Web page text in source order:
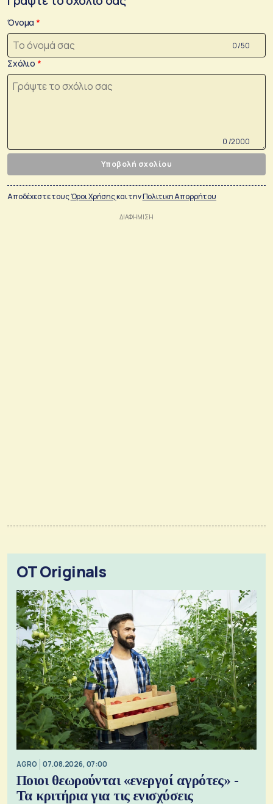
Όνομα
0 /50
Σχόλιο
0 /2000
Υποβολή σχολίου
Αποδέχεστε τουςΌροι Χρήσηςκαι τηνΠολιτικη Απορρήτου
OT Originals
AGRO 07.08.2026, 07:00
Ποιοι θεωρούνται «ενεργοί αγρότες» -
Τα κριτήρια για τις ενισχύσεις